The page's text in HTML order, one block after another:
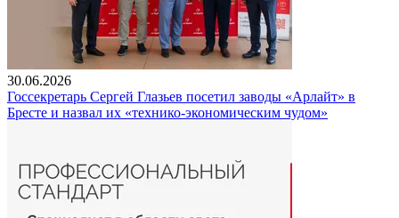
30.06.2026
Госсекретарь Сергей Глазьев посетил заводы «Арлайт» в
Бресте и назвал их «технико-экономическим чудом»